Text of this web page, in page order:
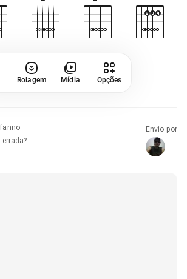
Rolagem Mídia Opções
Envio por